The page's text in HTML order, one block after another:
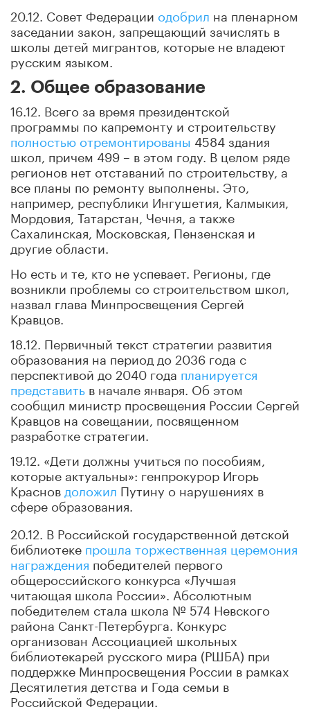
20.12. Совет Федерации одобрил на пленарном
заседании закон, запрещающий зачислять в
школы детей мигрантов, которые не владеют
русским языком.
2. Общее образование
16.12. Всего за время президентской
программы по капремонту и строительству
полностью отремонтированы 4584 здания
школ, причем 499 – в этом году. В целом ряде
регионов нет отставаний по строительству, а
все планы по ремонту выполнены. Это,
например, республики Ингушетия, Калмыкия,
Мордовия, Татарстан, Чечня, а также
Сахалинская, Московская, Пензенская и
другие области.
Но есть и те, кто не успевает. Регионы, где
возникли проблемы со строительством школ,
назвал глава Минпросвещения Сергей
Кравцов.
18.12. Первичный текст стратегии развития
образования на период до 2036 года с
перспективой до 2040 года планируется
представить в начале января. Об этом
сообщил министр просвещения России Сергей
Кравцов на совещании, посвященном
разработке стратегии.
19.12. «Дети должны учиться по пособиям,
которые актуальны»: генпрокурор Игорь
Краснов доложил Путину о нарушениях в
сфере образования.
20.12. В Российской государственной детской
библиотеке прошла торжественная церемония
награждения победителей первого
общероссийского конкурса «Лучшая
читающая школа России». Абсолютным
победителем стала школа № 574 Невского
района Санкт-Петербурга. Конкурс
организован Ассоциацией школьных
библиотекарей русского мира (РШБА) при
поддержке Минпросвещения России в рамках
Десятилетия детства и Года семьи в
Российской Федерации.